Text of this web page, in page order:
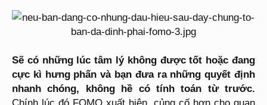
Sẽ có những lúc tâm lý không được tốt hoặc đang
cực kì hưng phấn và bạn đưa ra những quyết định
nhanh chóng, không hề có tính toán từ trước.
Chính lúc đó FOMO xuất hiện, củng cố hơn cho quan